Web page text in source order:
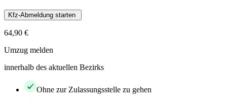
Kfz-Abmeldung starten
64,90 €
Umzug melden
innerhalb des aktuellen Bezirks
Ohne zur Zulassungsstelle zu gehen